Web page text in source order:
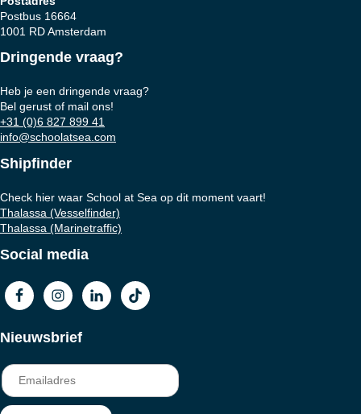
Postbus 16664
1001 RD Amsterdam
Dringende vraag?
Heb je een dringende vraag?
Bel gerust of mail ons!
+31 (0)6 827 899 41
info@schoolatsea.com
Shipfinder
Check hier waar School at Sea op dit moment vaart!
Thalassa (Vesselfinder)
Thalassa (Marinetraffic)
Social media
Nieuwsbrief